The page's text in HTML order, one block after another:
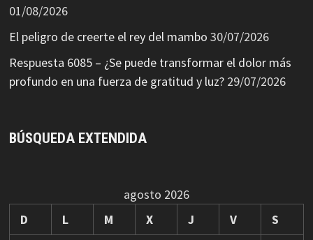
01/08/2026
El peligro de creerte el rey del mambo 30/07/2026
Respuesta 6085 – ¿Se puede transformar el dolor más
profundo en una fuerza de gratitud y luz? 29/07/2026
BÚSQUEDA EXTENDIDA
agosto 2026
D
L M X J V
S